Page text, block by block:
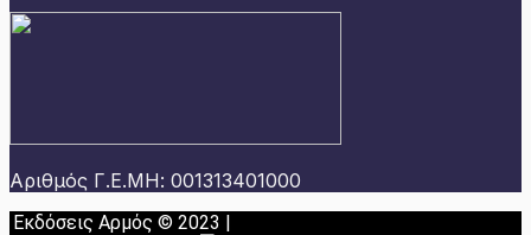
Αριθμός Γ.Ε.ΜΗ: 001313401000
Εκδόσεις Αρμός © 2023 |